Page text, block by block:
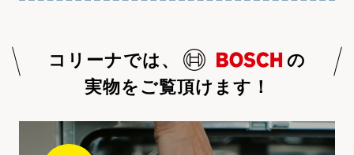
コリーナでは、
の
実物をご覧頂けます！